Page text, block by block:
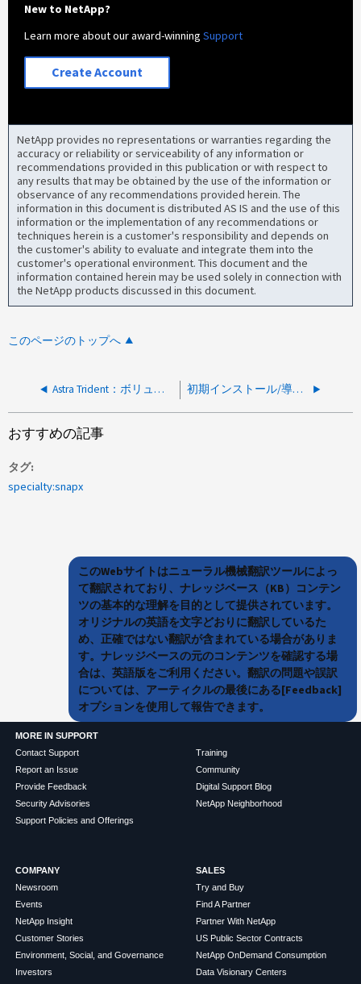
New to NetApp?
Learn more about our award-winningSupport
Create Account
NetApp provides no representations or warranties regarding the
accuracy or reliability or serviceability of any information or
recommendations provided in this publication or with respect to
any results that may be obtained by the use of the information or
observance of any recommendations provided herein. The
information in this document is distributed AS IS and the use of this
information or the implementation of any recommendations or
techniques herein is a customer's responsibility and depends on
the customer's ability to evaluate and integrate them into the
customer's operational environment. This document and the
information contained herein may be used solely in connection with
the NetApp products discussed in this document.
このページのトップへ
Astra Trident：ボリュームのマウントに失敗し、「iSCSI デバイスが見つかりません」というエラーが発生しました 初期インストール/導入時のCrashLoopBackOffステータスのAstra Tridentポッド
おすすめの記事
タグ
specialty:snapx
このWebサイトはニューラル機械翻訳ツールによっ
て翻訳されており、ナレッジベース（KB）コンテン
ツの基本的な理解を目的として提供されています。
オリジナルの英語を文字どおりに翻訳しているた
め、正確ではない翻訳が含まれている場合がありま
す。ナレッジベースの元のコンテンツを確認する場
合は、英語版をご利用ください。翻訳の問題や誤訳
については、アーティクルの最後にある[Feedback]
オプションを使用して報告できます。
MORE IN SUPPORT
Contact Support
Report an Issue
Provide Feedback
Security Advisories
Support Policies and Offerings
Training
Community
Digital Support Blog
NetApp Neighborhood
COMPANY
Newsroom
Events
NetApp Insight
Customer Stories
Environment, Social, and Governance
Investors
SALES
Try and Buy
Find A Partner
Partner With NetApp
US Public Sector Contracts
NetApp OnDemand Consumption
Data Visionary Centers